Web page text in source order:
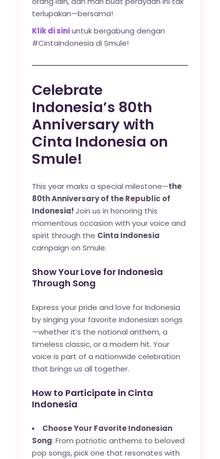
terlupakan—bersama!
Klik di siniuntuk bergabung dengan
#CintaIndonesia di Smule!
Celebrate
Indonesia’s 80th
Anniversary with
Cinta Indonesia on
Smule!
This year marks a special milestone—the
80th Anniversary of the Republic of
Indonesia! Join us in honoring this
momentous occasion with your voice and
spirit through the Cinta Indonesia
campaign on Smule.
Show Your Love for Indonesia
Through Song
Express your pride and love for Indonesia
by singing your favorite Indonesian songs
—whether it’s the national anthem, a
timeless classic, or a modern hit. Your
voice is part of a nationwide celebration
that brings us all together.
How to Participate in Cinta
Indonesia
Choose Your Favorite Indonesian
Song: From patriotic anthems to beloved
pop songs, pick one that resonates with